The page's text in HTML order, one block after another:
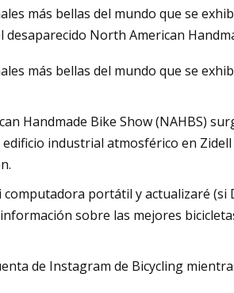
más bellas del mundo que se
North American
más bellas del mundo que se
Handmade Bike Show (NAHBS)
industrial atmosférico en
computadora portátil y actualizaré
sobre las mejores
de Instagram de Bicycling